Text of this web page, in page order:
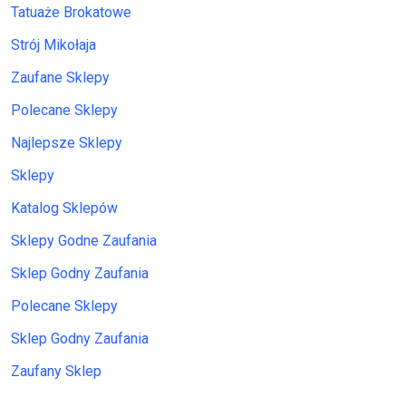
Tatuaże Brokatowe
Strój Mikołaja
Zaufane Sklepy
Polecane Sklepy
Najlepsze Sklepy
Sklepy
Katalog Sklepów
Sklepy Godne Zaufania
Sklep Godny Zaufania
Polecane Sklepy
Sklep Godny Zaufania
Zaufany Sklep